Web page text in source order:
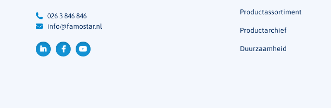
026 3 846 846
info@famostar.nl
Productassortiment
Productarchief
Duurzaamheid